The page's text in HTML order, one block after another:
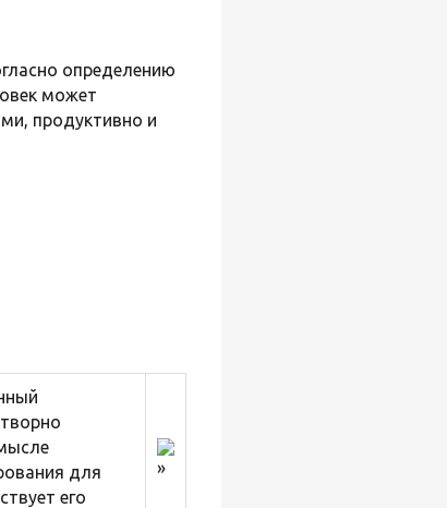
определению
может
продуктивно и
для
его